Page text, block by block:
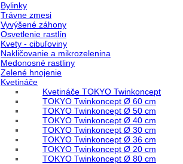
Bylinky
Trávne zmesi
Vyvýšené záhony
Osvetlenie rastlín
Kvety - cibuľoviny
Nakličovanie a mikrozelenina
Medonosné rastliny
Zelené hnojenie
Kvetináče
Kvetináče TOKYO Twinkoncept
TOKYO Twinkoncept Ø 60 cm
TOKYO Twinkoncept Ø 50 cm
TOKYO Twinkoncept Ø 40 cm
TOKYO Twinkoncept Ø 30 cm
TOKYO Twinkoncept Ø 36 cm
TOKYO Twinkoncept Ø 20 cm
TOKYO Twinkoncept Ø 80 cm